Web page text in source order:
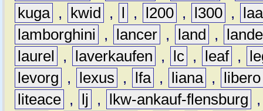
kuga , kwid , l , l200 , l300 ,
lamborghini
, lancer , land ,
laurel
, laverkaufen , lc , leaf ,
levorg
, lexus , lfa , liana ,
libero
liteace , lj , lkw-ankauf-flensburg